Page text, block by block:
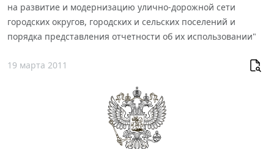
на развитие и модернизацию улично-дорожной сети
городских округов, городских и сельских поселений и
порядка представления отчетности об их использовании"
19 марта 2011